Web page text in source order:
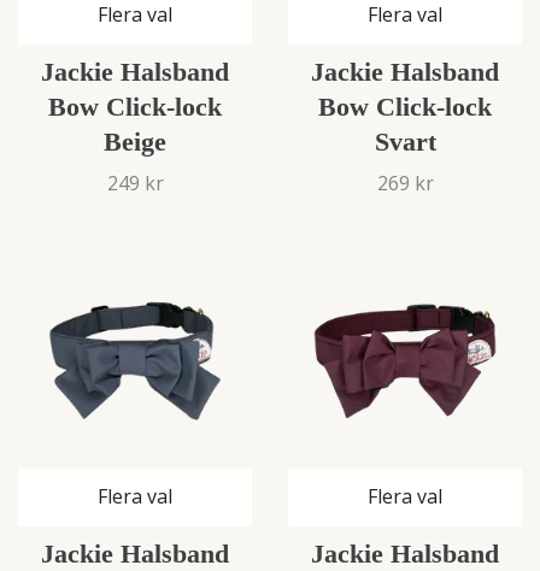
Flera val
Jackie Halsband
Bow Click-lock
Beige
249 kr
Flera val
Jackie Halsband
Bow Click-lock
Svart
269 kr
Flera val
Jackie Halsband
Flera val
Jackie Halsband